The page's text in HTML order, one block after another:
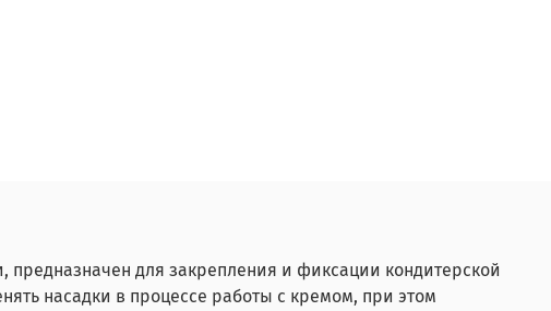
предназначен для закрепления и фиксации кондитерской
насадки в процессе работы с кремом, при этом